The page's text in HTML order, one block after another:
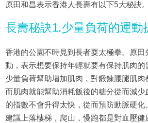
原田和昌表示香港人長壽有以下5大秘訣。
長壽秘訣1.少量負荷的運動
香港的公園不時見到長者耍太極拳。原田
動，表示想要保持年輕就要有保持肌肉的
少量負荷幫助增加肌肉，對鍛鍊腰腿肌肉
而肌肉就能幫助消耗飯後的糖分從而減少
的指數不會升得太快，從而預防動脈硬化
建議上落樓梯，爬山，慢跑都是對血壓健